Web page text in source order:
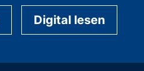
Digital lesen